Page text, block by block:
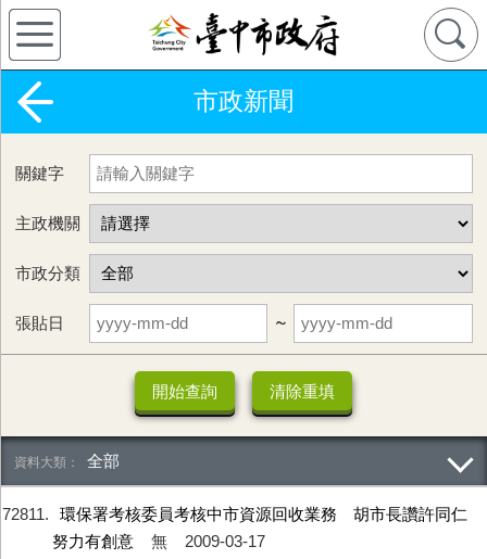
市政新聞
關鍵字
主政機關
市政分類
張貼日 ~
全部
72811
環保署考核委員考核中市資源回收業務 胡市長讚許同仁
努力有創意
無 2009-03-17